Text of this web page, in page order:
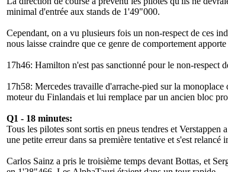
minimal d'entrée aux stands de 1'49"000.
Cependant, on a vu plusieurs fois un non-respect de ces
nous laisse craindre que ce genre de comportement
17h46: Hamilton n'est pas sanctionné pour le non-respect
17h58: Mercedes travaille d'arrache-pied sur la
moteur du Finlandais et lui remplace par un ancien bloc
Q1 - 18 minutes:
Tous les pilotes sont sortis en pneus tendres et
une petite erreur dans sa première tentative et s'est relancé
Carlos Sainz a pris le troisième temps devant Bottas, et